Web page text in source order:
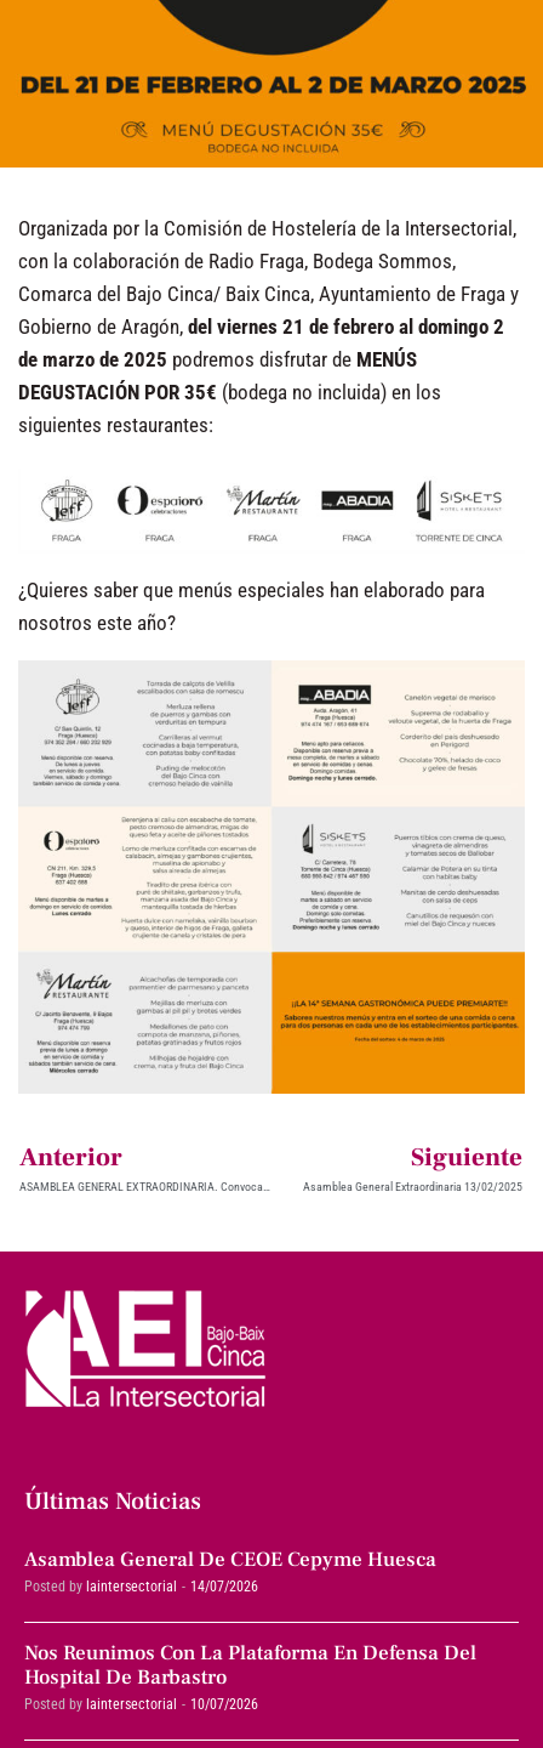
Organizada por la Comisión de Hostelería de la Intersectorial,
con la colaboración de Radio Fraga, Bodega Sommos,
Comarca del Bajo Cinca/ Baix Cinca, Ayuntamiento de Fraga y
Gobierno de Aragón, del viernes 21 de febrero al domingo 2
de marzo de 2025 podremos disfrutar de MENÚS
DEGUSTACIÓN POR 35€ (bodega no incluida) en los
siguientes restaurantes:
¿Quieres saber que menús especiales han elaborado para
nosotros este año?
Anterior
ASAMBLEA GENERAL EXTRAORDINARIA. Convocatoria de elecciones a Junta Directiva
Siguiente
Asamblea General Extraordinaria 13/02/2025
Últimas Noticias
Asamblea General De CEOE Cepyme Huesca
Posted by laintersectorial 14/07/2026
Nos Reunimos Con La Plataforma En Defensa Del
Hospital De Barbastro
Posted by laintersectorial 10/07/2026